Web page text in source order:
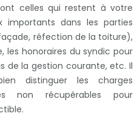
celles qui restent à votre
importants dans les parties
réfection de la toiture),
les honoraires du syndic pour
de la gestion courante, etc. Il
distinguer les charges
non récupérables pour